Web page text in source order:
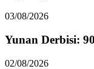
03/08/2026
Yunan Derbisi:
02/08/2026